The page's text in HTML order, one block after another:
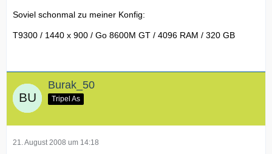
Soviel schonmal zu meiner Konfig:
T9300 / 1440 x 900 / Go 8600M GT / 4096 RAM / 320 GB
Burak_50
Tripel As
21. August 2008 um 14:18